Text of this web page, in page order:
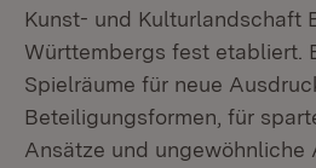
Kunst- und Kulturlandschaft
Württembergs fest etabliert.
Spielräume für neue
Beteiligungsformen, für
Ansätze und ungewöhnliche